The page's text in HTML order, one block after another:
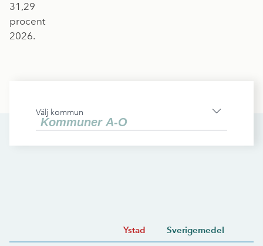
31,29
procent
2026.
Välj kommun
Ystad Sverigemedel